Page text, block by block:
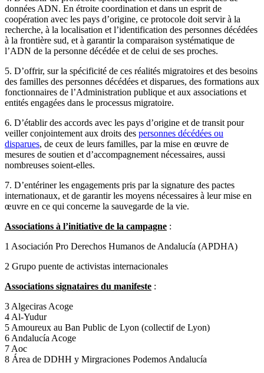
données ADN. En étroite coordination et dans un esprit de
coopération avec les pays d’origine, ce protocole doit servir à la
recherche, à la localisation et l’identification des personnes décédées
à la frontière sud, et à garantir la comparaison systématique de
l’ADN de la personne décédée et de celui de ses proches.
5. D’offrir, sur la spécificité de ces réalités migratoires et des besoins
des familles des personnes décédées et disparues, des formations aux
fonctionnaires de l’Administration publique et aux associations et
entités engagées dans le processus migratoire.
6. D’établir des accords avec les pays d’origine et de transit pour
veiller conjointement aux droits des personnes décédées ou
disparues, de ceux de leurs familles, par la mise en œuvre de
mesures de soutien et d’accompagnement nécessaires, aussi
nombreuses soient-elles.
7. D’entériner les engagements pris par la signature des pactes
internationaux, et de garantir les moyens nécessaires à leur mise en
œuvre en ce qui concerne la sauvegarde de la vie.
Associations à l’initiative de la campagne :
1 Asociación Pro Derechos Humanos de Andalucía (APDHA)
2 Grupo puente de activistas internacionales
Associations signataires du manifeste :
3 Algeciras Acoge
4 Al-Yudur
5 Amoureux au Ban Public de Lyon (collectif de Lyon)
6 Andalucía Acoge
7 Aoc
8 Área de DDHH y Mirgraciones Podemos Andalucía